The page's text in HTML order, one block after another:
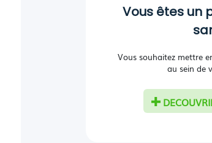
Vous êtes un
Vous souhaitez mettre
au sein de